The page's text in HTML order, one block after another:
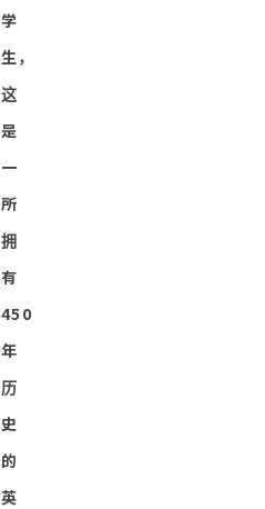
学
生，
这
是
一
所
拥
有
450
年
历
史
的
英